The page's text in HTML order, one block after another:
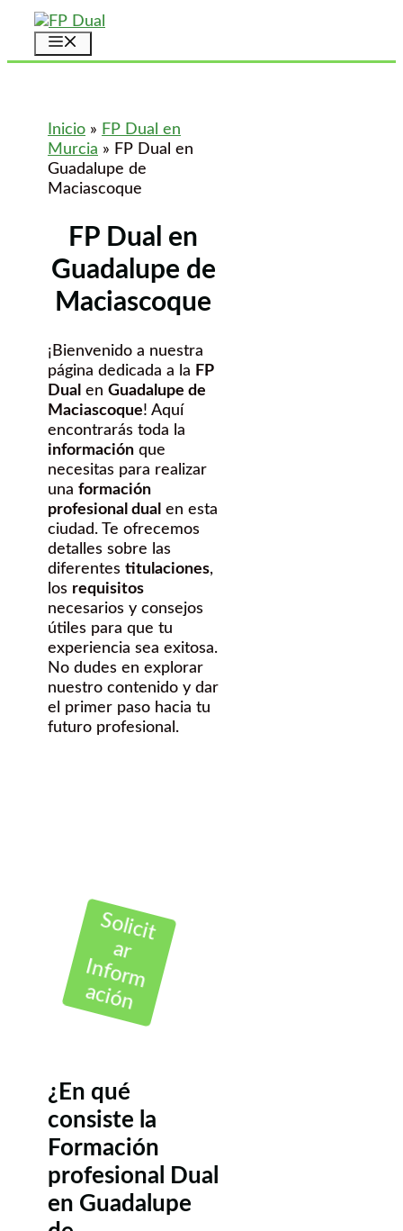
Saltar
contenido
Inicio » FP Dual en
Murcia » FP Dual en
Guadalupe de
Maciascoque
FP Dual en
Guadalupe de
Maciascoque
¡Bienvenido a nuestra
página dedicada a la FP
Dual en Guadalupe de
Maciascoque! Aquí
encontrarás toda la
información que
necesitas para realizar
una formación
profesional dual en esta
ciudad. Te ofrecemos
detalles sobre las
diferentes titulaciones,
los requisitos
necesarios y consejos
útiles para que tu
experiencia sea exitosa.
No dudes en explorar
nuestro contenido y dar
el primer paso hacia tu
futuro profesional.
Solicit
ar
Inform
ación
¿En qué
consiste la
Formación
profesional Dual
en Guadalupe